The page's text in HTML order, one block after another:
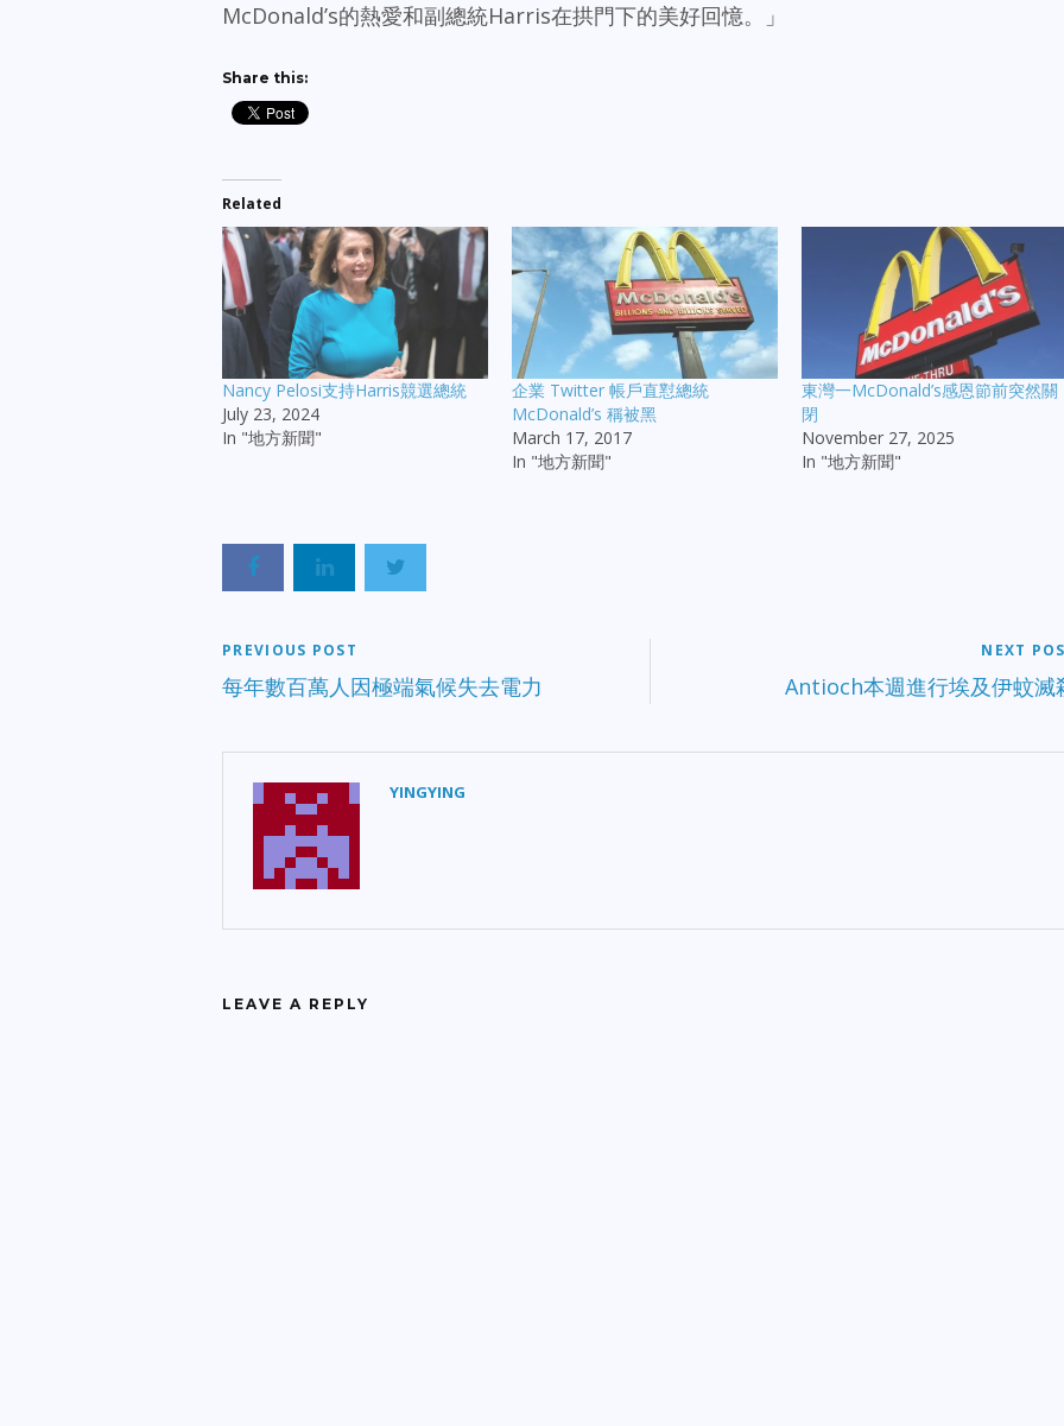
McDonald’s的熱愛和副總統Harris在拱門下的美好回憶。」
Share this:
Related
Nancy Pelosi支持Harris競選總統
July 23, 2024
In "地方新聞"
企業 Twitter 帳戶直懟總統
McDonald’s 稱被黑
March 17, 2017
In "地方新聞"
東灣一McDonald’s感恩節前突然關
閉
November 27, 2025
In "地方新聞"
PREVIOUS POST
每年數百萬人因極端氣候失去電力
NEXT
Antioch本週進行埃及伊蚊滅
YINGYING
LEAVE A REPLY